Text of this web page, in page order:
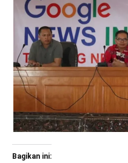
Bagikan ini: